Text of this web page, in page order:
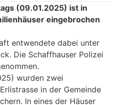
(09.01.2025) ist in
eingebrochen
entwendete dabei unter
Die Schaffhauser Polizei
wurden zwei
in der Gemeinde
In eines der Häuser